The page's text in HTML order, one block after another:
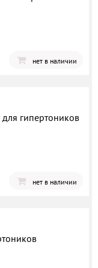
нет в наличии
гипертоников
нет в наличии